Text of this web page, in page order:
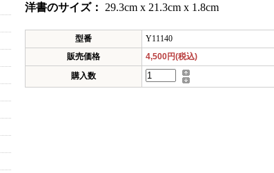
洋書のサイズ：
29.3cm x 21.3cm x 1.8cm
型番
Y11140
販売価格
4,500円(税込)
購入数